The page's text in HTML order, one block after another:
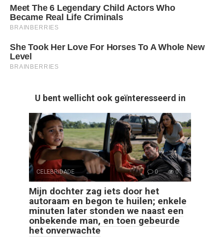
U bent wellicht ook geïnteresseerd in
CELEBRIDADE 0 0
Mijn dochter zag iets door het
autoraam en begon te huilen; enkele
minuten later stonden we naast een
onbekende man, en toen gebeurde
het onverwachte